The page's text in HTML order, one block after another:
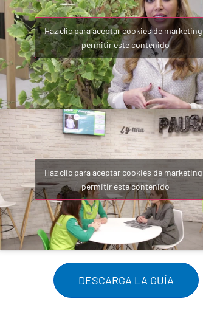
Haz clic para aceptar cookies de marketing
permitir este contenido
Haz clic para aceptar cookies de marketing
permitir este contenido
DESCARGA LA GUÍA